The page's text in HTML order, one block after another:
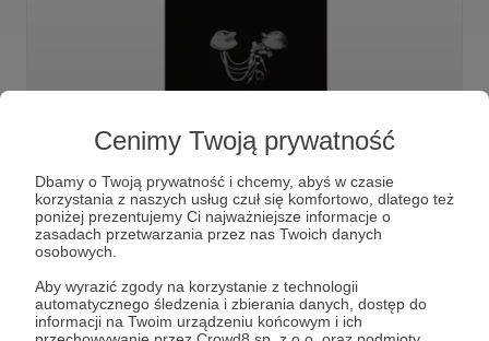
Cenimy Twoją prywatność
Dbamy o Twoją prywatność i chcemy, abyś w czasie
korzystania z naszych usług czuł się komfortowo, dlatego też
poniżej prezentujemy Ci najważniejsze informacje o
zasadach przetwarzania przez nas Twoich danych
osobowych.
Aby wyrazić zgody na korzystanie z technologii
automatycznego śledzenia i zbierania danych, dostęp do
informacji na Twoim urządzeniu końcowym i ich
08.03.2024 Brak komentarzy
O „Wielkim księciu” Jarosława Marka
Rymkiewicza, czyli obyś był zimny albo
gorący
Było raz trzech braci. Dwóch mądrych, trzeci głupi. Babcia
Katarzyna powiedziała im kiedyś: który z was pokona
smoka – imię jego Polska – ten będzie carem.